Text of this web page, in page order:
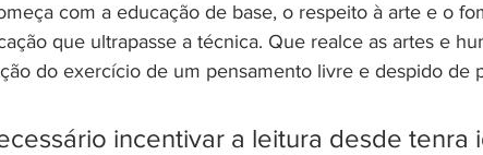
com a educação de base, o respeito à arte e o
que ultrapasse a técnica. Que realce as artes e
do exercício de um pensamento livre e despido de
incentivar a leitura desde tenra